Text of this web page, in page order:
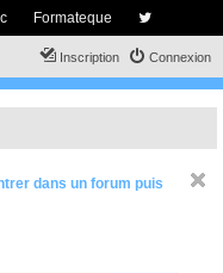
Formateque
Connexion
Inscription
dans un forum puis